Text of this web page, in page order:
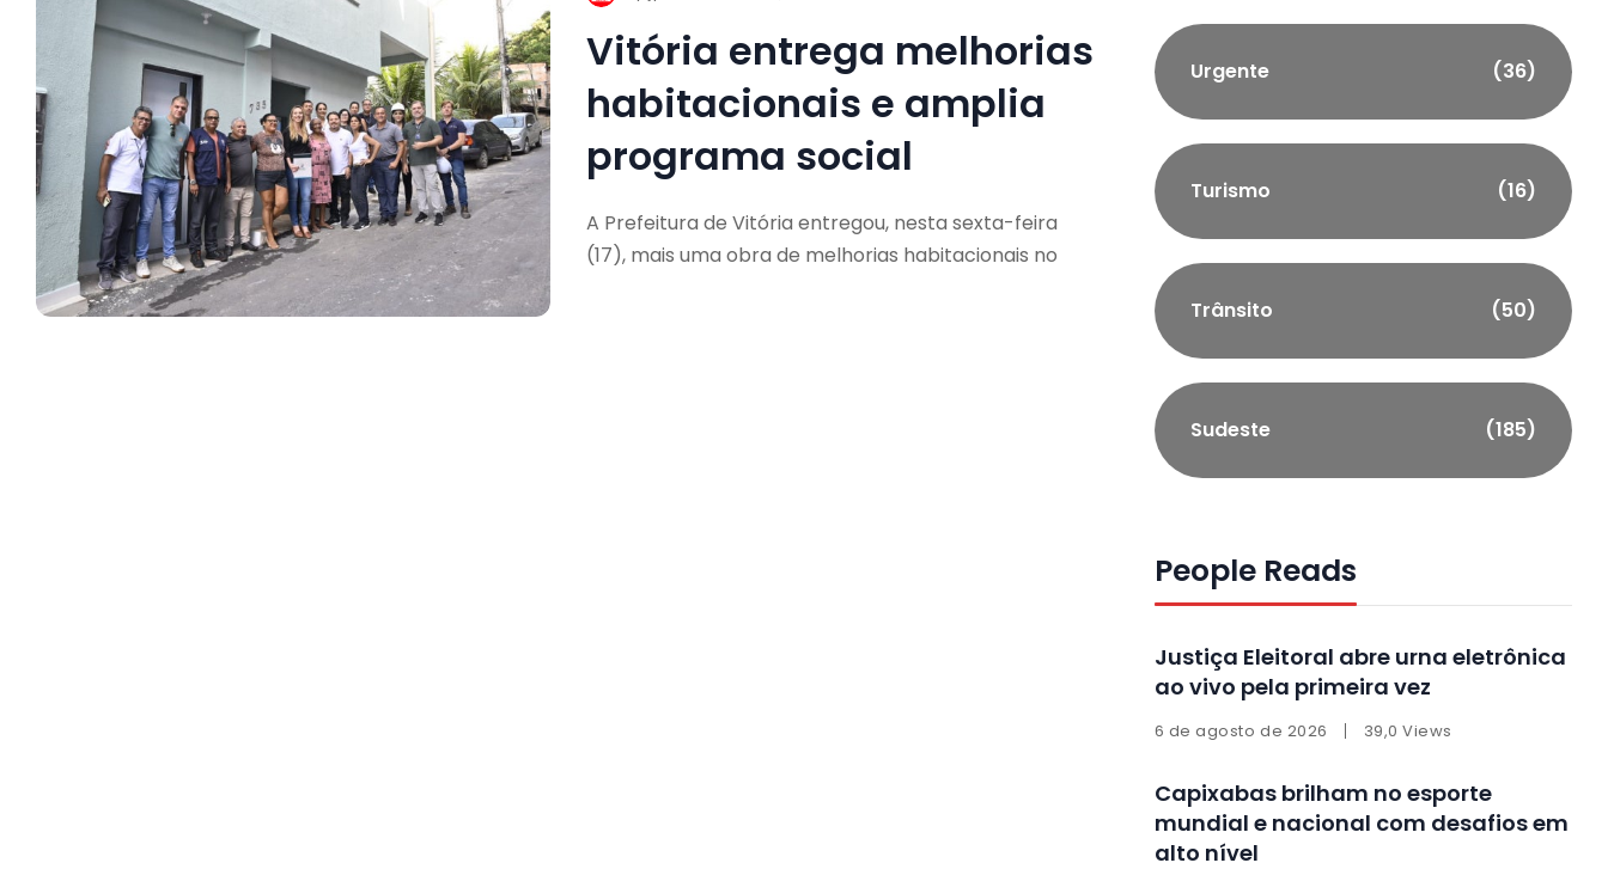
Vitória entrega melhorias
habitacionais e amplia
programa social
A Prefeitura de Vitória entregou, nesta sexta-feira
(17), mais uma obra de melhorias habitacionais no
Urgente (36)
Turismo (16)
Trânsito (50)
Sudeste (185)
People Reads
Justiça Eleitoral abre urna eletrônica
ao vivo pela primeira vez
6 de agosto de 2026 39,0 Views
Capixabas brilham no esporte
mundial e nacional com desafios em
alto nível